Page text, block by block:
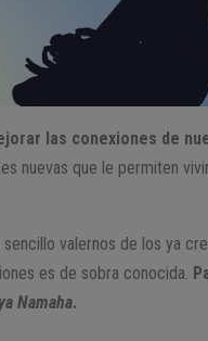
las conexiones de
nuevas que le permiten
valernos de los ya
es de sobra conocida.
Namaha.